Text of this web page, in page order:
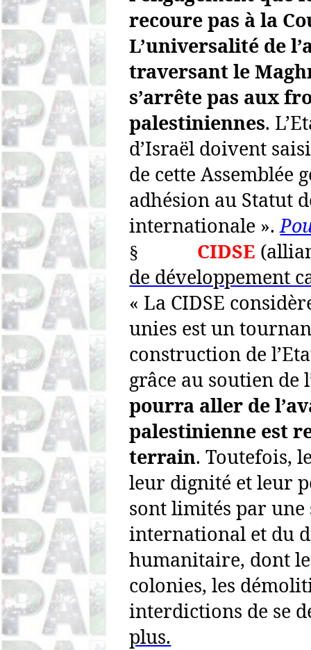
recoure pas à la
L’universalité de
traversant le
s’arrête pas aux
palestiniennes. L’
d’Israël doivent
de cette Assemblée
adhésion au Statut
internationale ».
§ CIDSE
de développement
« La CIDSE
unies est un
construction de l’
grâce au soutien de
pourra aller de
palestinienne est
terrain. Toutefois,
leur dignité et leur
sont limités par
international et du
humanitaire, dont le
colonies, les
interdictions de se
plus.